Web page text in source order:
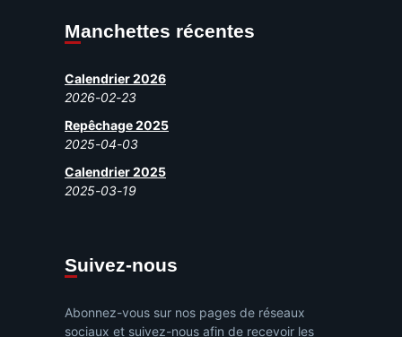
Manchettes récentes
Calendrier 2026
2026-02-23
Repêchage 2025
2025-04-03
Calendrier 2025
2025-03-19
Suivez-nous
Abonnez-vous sur nos pages de réseaux
sociaux et suivez-nous afin de recevoir les